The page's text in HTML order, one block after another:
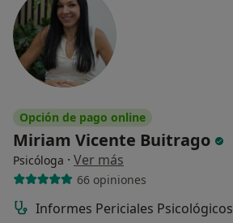
Opción de pago online
Miriam Vicente Buitrago
Psicóloga · Ver más
66 opiniones
Informes Periciales Psicológicos